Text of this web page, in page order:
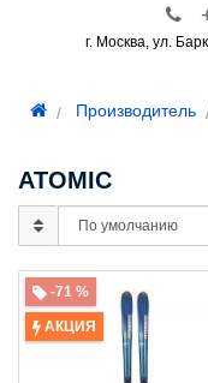
г. Москва, ул.
Производитель
ATOMIC
-71 %
АКЦИЯ